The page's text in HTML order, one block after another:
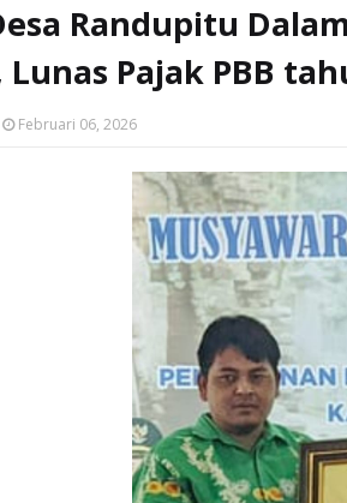
Randupitu
Lunas Pajak PBB
Februari 06, 2026